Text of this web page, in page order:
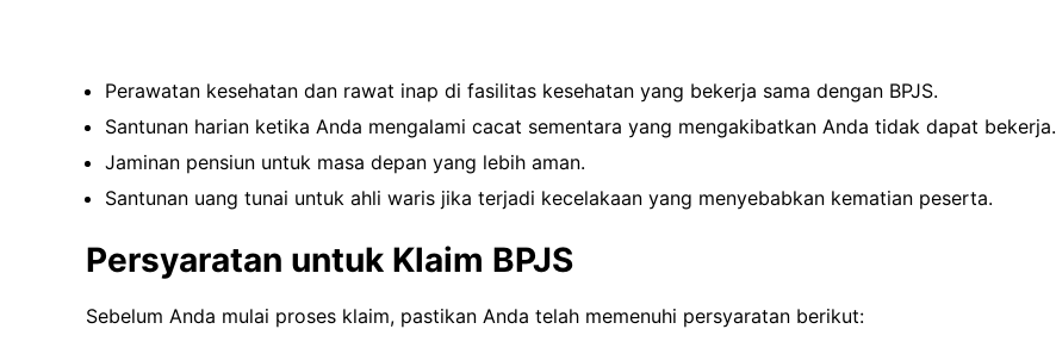
Perawatan kesehatan dan rawat inap di fasilitas kesehatan yang bekerja sama dengan BPJS.
Santunan harian ketika Anda mengalami cacat sementara yang mengakibatkan Anda tidak dapat bekerja.
Jaminan pensiun untuk masa depan yang lebih aman.
Santunan uang tunai untuk ahli waris jika terjadi kecelakaan yang menyebabkan kematian peserta.
Persyaratan untuk Klaim BPJS
Sebelum Anda mulai proses klaim, pastikan Anda telah memenuhi persyaratan berikut: